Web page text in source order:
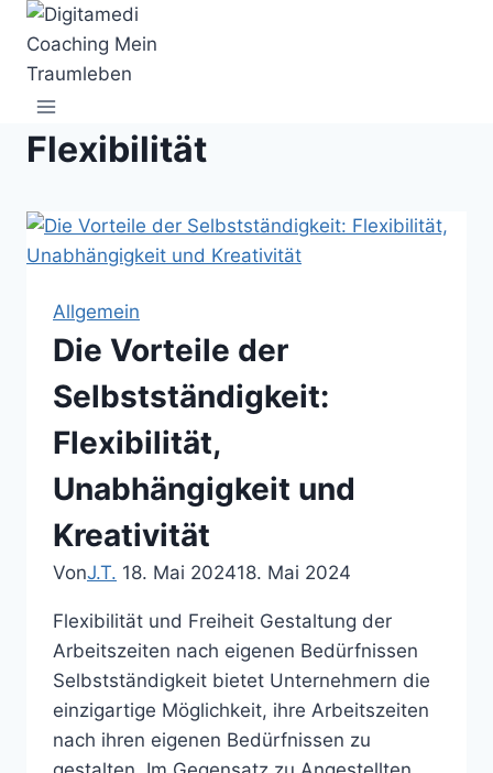
Zum
Inhalt
springen
Flexibilität
Allgemein
Die Vorteile der
Selbstständigkeit:
Flexibilität,
Unabhängigkeit und
Kreativität
VonJ.T. 18. Mai 202418. Mai 2024
Flexibilität und Freiheit Gestaltung der
Arbeitszeiten nach eigenen Bedürfnissen
Selbstständigkeit bietet Unternehmern die
einzigartige Möglichkeit, ihre Arbeitszeiten
nach ihren eigenen Bedürfnissen zu